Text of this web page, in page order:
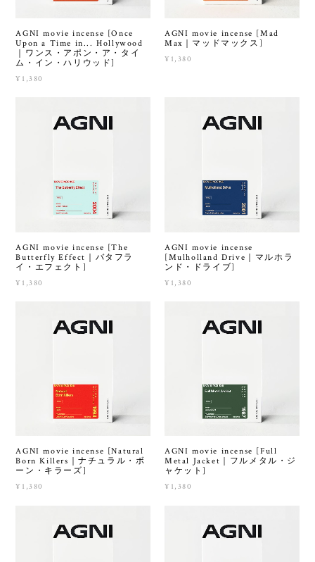
AGNI movie incense [Once
Upon a Time in... Hollywood
｜ワンス・アポン・ア・タイ
ム・イン・ハリウッド]
¥1,380
AGNI movie incense [Mad
Max｜マッドマックス]
¥1,380
AGNI movie incense [The
Butterfly Effect｜バタフラ
イ・エフェクト]
¥1,380
AGNI movie incense
[Mulholland Drive｜マルホラ
ンド・ドライブ]
¥1,380
AGNI movie incense [Natural
Born Killers｜ナチュラル・ボ
ーン・キラーズ]
¥1,380
AGNI movie incense [Full
Metal Jacket｜フルメタル・ジ
ャケット]
¥1,380